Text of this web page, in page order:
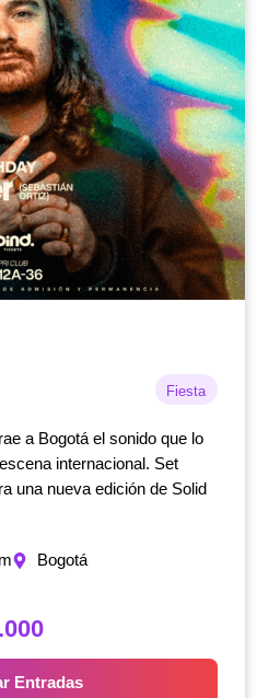
Fiesta
a Bogotá el sonido que lo
internacional. Set
una nueva edición de Solid
Bogotá
R
n
Entradas